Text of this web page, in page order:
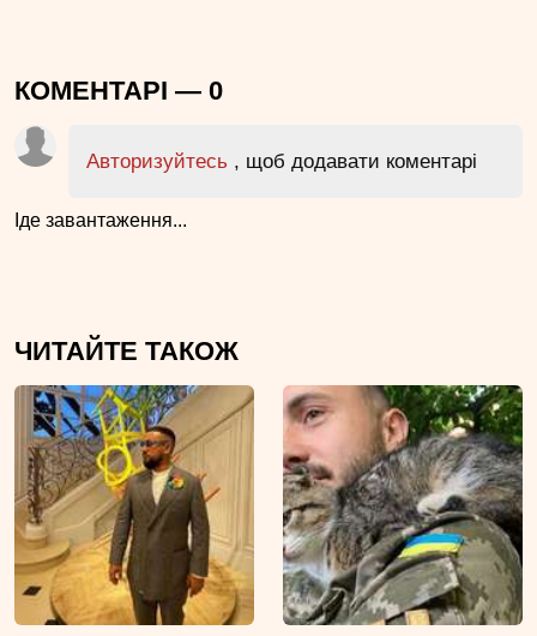
КОМЕНТАРІ — 0
Авторизуйтесь , щоб додавати коментарі
Іде завантаження...
ЧИТАЙТЕ ТАКОЖ